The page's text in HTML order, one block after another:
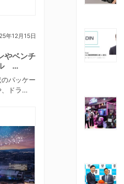
年12月15日
やベンチ
ル …
パッケー
、ドラ…